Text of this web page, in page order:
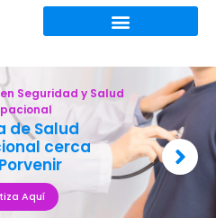
Seguridad y Salud
de Salud
cerca
Aquí